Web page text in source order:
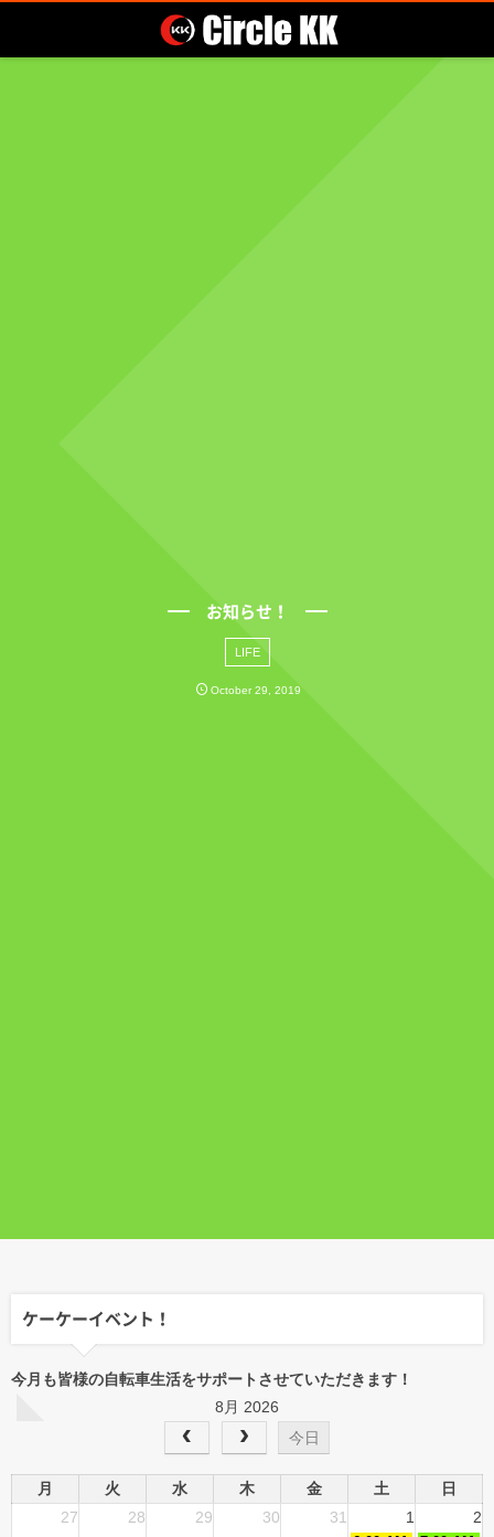
お知らせ！
LIFE
October 29 ,2019
ケーケーイベント！
今月も皆様の自転車生活をサポートさせていただきます！
8月 2026
今日
月 火 水 木 金 土
日
27
28 29 30 31 1 2